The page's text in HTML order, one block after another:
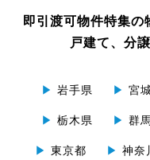
即引渡可物件特集
戸建て、分
▶ 岩手県 ▶ 宮
▶ 栃木県 ▶ 群
▶ 東京都 ▶ 神奈